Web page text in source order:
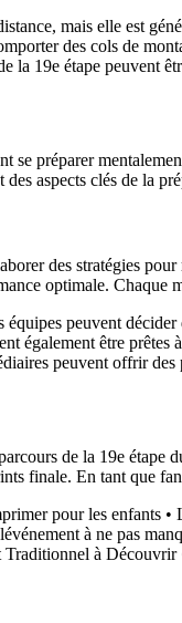
mais elle est
des cols de
la 19e étape peuvent
se préparer
aspects clés de la
des stratégies
optimale. Chaque
équipes peuvent
également être
peuvent offrir
de la 19e étape
finale. En tant que
pour les enfants •
à ne pas
à Découvrir